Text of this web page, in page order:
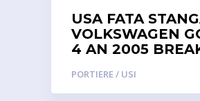
USA FATA
VOLKSWAGEN
4 AN 2005
PORTIERE / USI